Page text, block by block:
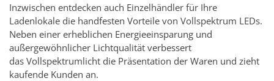
Inzwischen entdecken auch Einzelhändler für Ihre
Ladenlokale die handfesten Vorteile von Vollspektrum LEDs.
Neben einer erheblichen Energieeinsparung und
außergewöhnlicher Lichtqualität verbessert
das Vollspektrumlicht die Präsentation der Waren und zieht
kaufende Kunden an.